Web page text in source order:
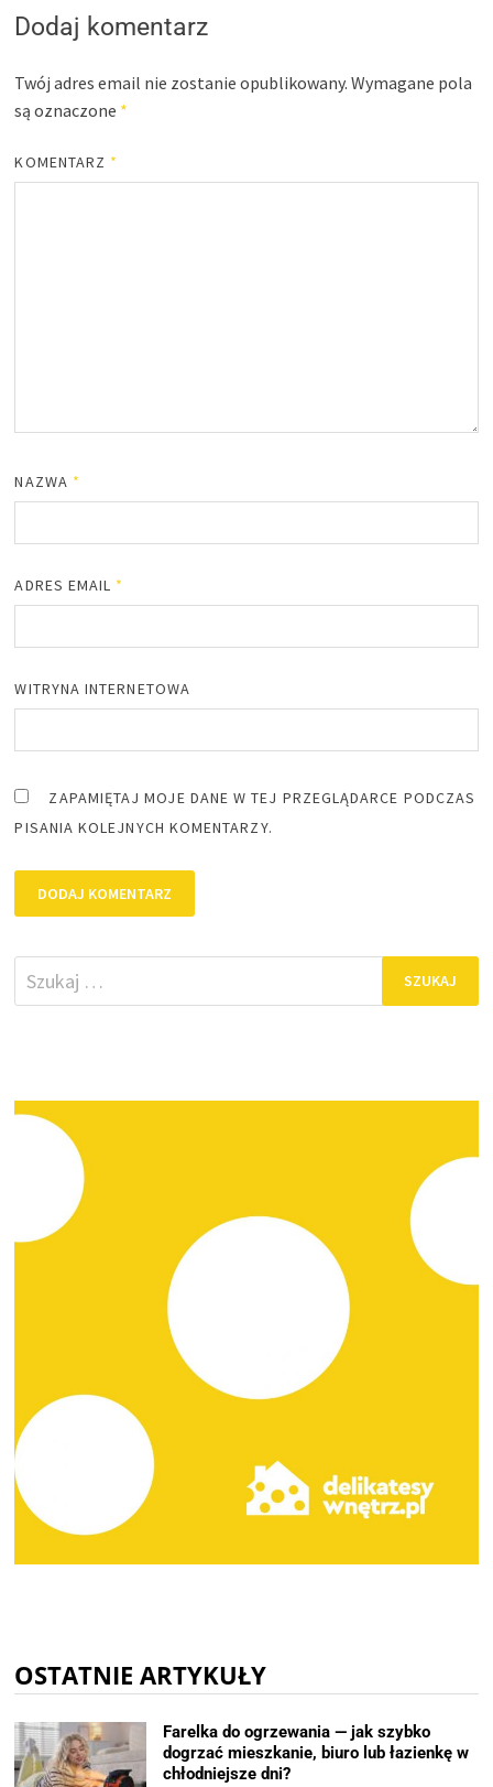
Dodaj komentarz
Twój adres email nie zostanie opublikowany. Wymagane pola
są oznaczone *
KOMENTARZ *
NAZWA *
ADRES EMAIL *
WITRYNA INTERNETOWA
ZAPAMIĘTAJ MOJE DANE W TEJ PRZEGLĄDARCE PODCZAS
PISANIA KOLEJNYCH KOMENTARZY.
Szukaj:
OSTATNIE ARTYKUŁY
Farelka do ogrzewania — jak szybko
dogrzać mieszkanie, biuro lub łazienkę w
chłodniejsze dni?